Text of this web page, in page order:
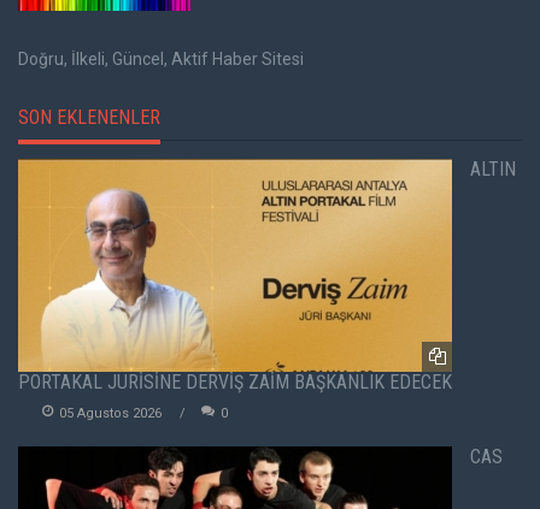
Doğru, İlkeli, Güncel, Aktif Haber Sitesi
SON EKLENENLER
ALTIN
PORTAKAL JÜRİSİNE DERVİŞ ZAİM BAŞKANLIK EDECEK
05 Agustos 2026 0
CAS